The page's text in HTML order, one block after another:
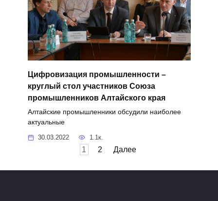
Цифровизация промышленности –
круглый стол участников Союза
промышленников Алтайского края
Алтайские промышленники обсудили наиболее
актуальные
30.03.2022 1.1к.
1 2 Далее